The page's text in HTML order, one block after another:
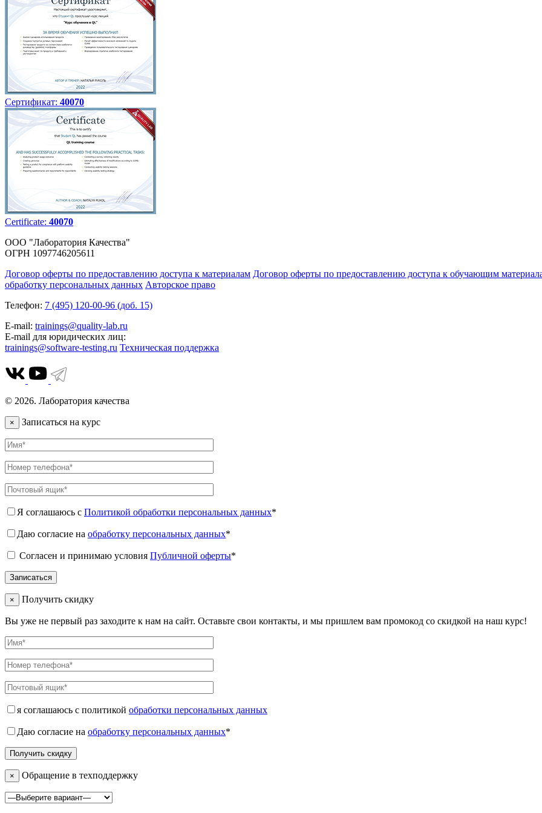
Сертификат: 40070
Certificate: 40070
ООО "Лаборатория Качества"
ОГРН 1097746205611
Договор оферты по предоставлению доступа к материалам Договор оферты по предоставлению доступа к обучающим
обработку персональных данных Авторское право
Телефон: 7 (495) 120-00-96 (доб. 15)
E-mail: trainings@quality-lab.ru
E-mail для юридических лиц:
trainings@software-testing.ru Техническая поддержка
© 2026. Лаборатория качества
× Записаться на курс
Я соглашаюсь с Политикой обработки персональных данных*
Даю согласие на обработку персональных данных*
Согласен и принимаю условия Публичной оферты*
× Получить скидку
Вы уже не первый раз заходите к нам на сайт. Оставьте свои контакты, и мы пришлем вам промокод со скидкой на наш курс!
я соглашаюсь с политикой обработки персональных данных
Даю согласие на обработку персональных данных*
× Обращение в техподдержку